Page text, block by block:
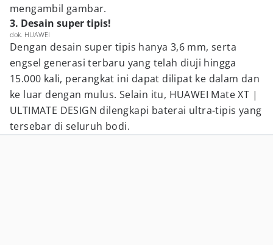
mengambil gambar.
3. Desain super tipis!
dok. HUAWEI
Dengan desain super tipis hanya 3,6 mm, serta
engsel generasi terbaru yang telah diuji hingga
15.000 kali, perangkat ini dapat dilipat ke dalam dan
ke luar dengan mulus. Selain itu, HUAWEI Mate XT |
ULTIMATE DESIGN dilengkapi baterai ultra-tipis yang
tersebar di seluruh bodi.